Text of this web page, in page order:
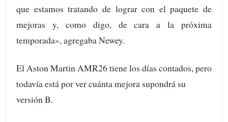
que estamos tratando de lograr con el paquete de
mejoras y, como digo, de cara a la próxima
temporada», agregaba Newey.
El Aston Martin AMR26 tiene los días contados, pero
todavía está por ver cuánta mejora supondrá su
versión B.